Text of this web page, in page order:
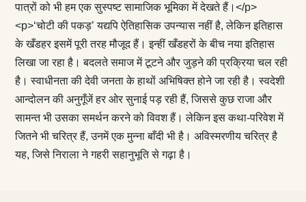
पात्रों को भी हम एक सुस्पष्ट सामाजिक भूमिका में देखते हैं।</p>
<p>‘चोटी की पकड़’ यद्यपि ऐतिहासिक उपन्यास नहीं है, लेकिन इतिहास
के खँडहर इसमें पूरी तरह मौजूद हैं। इन्हीं खँडहरों के बीच नया इतिहास
लिखा जा रहा है। बदलते समाज में टूटने और जुड़ने की प्रक्रिया चल रही
है। स्वाधीनता की देवी जनता के हाथों अभिषिक्त होने जा रही है। स्वदेशी
आन्दोलन की अनुगूँजें हर ओर सुनाई पड़ रही हैं, जिससे कुछ राजा और
सामन्त भी उसका समर्थन करने को विवश हैं। लेकिन इस कथा-परिवेश में
जितने भी चरित्र हैं, उनमें एक मुन्ना बाँदी भी है। अविस्मरणीय चरित्र है
यह, जिसे निराला ने गहरी सहानुभूति से गढ़ा है।